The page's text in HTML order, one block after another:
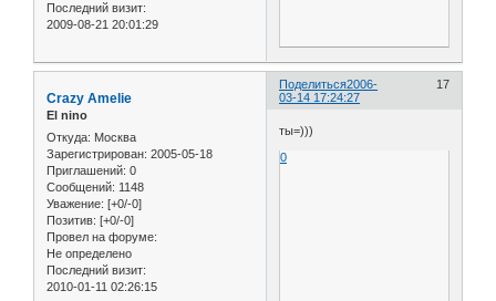
Последний визит:
2009-08-21 20:01:29
Поделиться 17
2006-
03-14 17:24:27
Crazy Amelie
El nino
Откуда: Москва
Зарегистрирован: 2005-05-18
Приглашений: 0
Сообщений: 1148
Уважение: [+0/-0]
Позитив: [+0/-0]
Провел на форуме:
Не определено
Последний визит:
2010-01-11 02:26:15
ты=)))
0